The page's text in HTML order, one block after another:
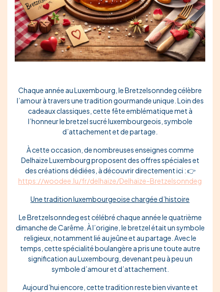
Chaque année au Luxembourg, le Bretzelsonndeg célèbre
l’amour à travers une tradition gourmande unique. Loin des
cadeaux classiques, cette fête emblématique met à
l’honneur le bretzel sucré luxembourgeois, symbole
d’attachement et de partage.
À cette occasion, de nombreuses enseignes comme
Delhaize Luxembourg proposent des offres spéciales et
des créations dédiées, à découvrir directement ici :👉
https://woodee.lu/fr/delhaize/Delhaize-Bretzelsonndeg
Une tradition luxembourgeoise chargée d’histoire
Le Bretzelsonndeg est célébré chaque année le quatrième
dimanche de Carême. À l’origine, le bretzel était un symbole
religieux, notamment lié au jeûne et au partage. Avec le
temps, cette spécialité boulangère a pris une toute autre
signification au Luxembourg, devenant peu à peu un
symbole d’amour et d’attachement.
Aujourd’hui encore, cette tradition reste bien vivante et